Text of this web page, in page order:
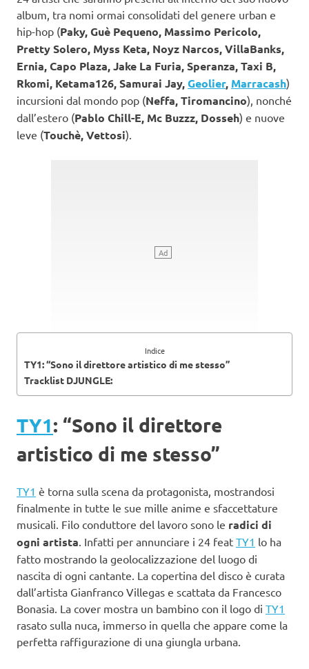
album, tra nomi ormai consolidati del genere urban e
hip-hop (Paky, Guè Pequeno, Massimo Pericolo,
Pretty Solero, Myss Keta, Noyz Narcos, VillaBanks,
Ernia, Capo Plaza, Jake La Furia, Speranza, Taxi B,
Rkomi, Ketama126, Samurai Jay,Geolier, Marracash)
incursioni dal mondo pop (Neffa, Tiromancino), nonché
dall’estero (Pablo Chill-E, Mc Buzzz, Dosseh) e nuove
leve (Touchè, Vettosi).
Indice
TY1: “Sono il direttore artistico di me stesso”
Tracklist DJUNGLE:
TY1: “Sono il direttore
artistico di me stesso”
TY1 è torna sulla scena da protagonista, mostrandosi
finalmente in tutte le sue mille anime e sfaccettature
musicali. Filo conduttore del lavoro sono le radici di
ogni artista . Infatti per annunciare i 24 feat TY1 lo ha
fatto mostrando la geolocalizzazione del luogo di
nascita di ogni cantante. La copertina del disco è curata
dall’artista Gianfranco Villegas e scattata da Francesco
Bonasia. La cover mostra un bambino con il logo di TY1
rasato sulla nuca, immerso in quella che appare come la
perfetta raffigurazione di una giungla urbana.